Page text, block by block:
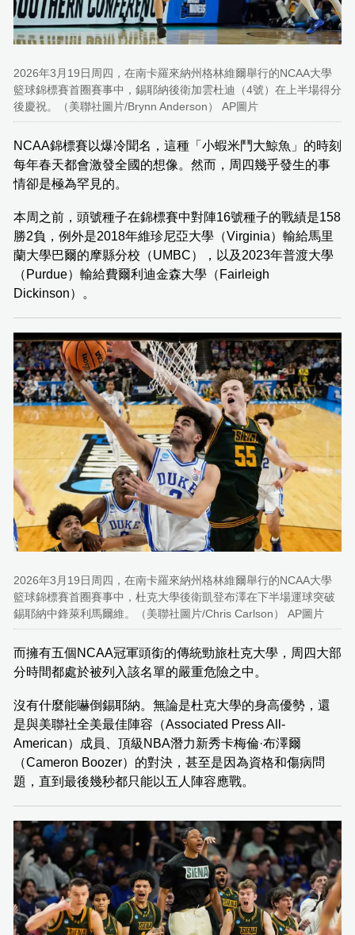
2026年3月19日周四，在南卡羅來納州格林維爾舉行的NCAA大學
籃球錦標賽首圈賽事中，錫耶納後衛加雲杜迪（4號）在上半場得分
後慶祝。（美聯社圖片/Brynn Anderson） AP圖片
NCAA錦標賽以爆冷聞名，這種「小蝦米鬥大鯨魚」的時刻
每年春天都會激發全國的想像。然而，周四幾乎發生的事
情卻是極為罕見的。
本周之前，頭號種子在錦標賽中對陣16號種子的戰績是158
勝2負，例外是2018年維珍尼亞大學（Virginia）輸給馬里
蘭大學巴爾的摩縣分校（UMBC），以及2023年普渡大學
（Purdue）輸給費爾利迪金森大學（Fairleigh
Dickinson）。
2026年3月19日周四，在南卡羅來納州格林維爾舉行的NCAA大學
籃球錦標賽首圈賽事中，杜克大學後衛凱登布澤在下半場運球突破
錫耶納中鋒萊利馬爾維。（美聯社圖片/Chris Carlson） AP圖片
而擁有五個NCAA冠軍頭銜的傳統勁旅杜克大學，周四大部
分時間都處於被列入該名單的嚴重危險之中。
沒有什麼能嚇倒錫耶納。無論是杜克大學的身高優勢，還
是與美聯社全美最佳陣容（Associated Press All-
American）成員、頂級NBA潛力新秀卡梅倫·布澤爾
（Cameron Boozer）的對決，甚至是因為資格和傷病問
題，直到最後幾秒都只能以五人陣容應戰。